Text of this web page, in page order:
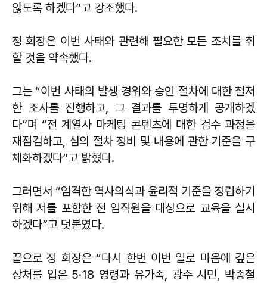
않도록 하겠다”고 강조했다.
정 회장은 이번 사태와 관련해 필요한 모든 조치를 취
할 것을 약속했다.
그는 “이번 사태의 발생 경위와 승인 절차에 대한 철저
한 조사를 진행하고, 그 결과를 투명하게 공개하겠
다”며 “전 계열사 마케팅 콘텐츠에 대한 검수 과정을
재점검하고, 심의 절차 정비 및 내용에 관한 기준을 구
체화하겠다”고 밝혔다.
그러면서 “엄격한 역사의식과 윤리적 기준을 정립하기
위해 저를 포함한 전 임직원을 대상으로 교육을 실시
하겠다”고 덧붙였다.
끝으로 정 회장은 “다시 한번 이번 일로 마음에 깊은
상처를 입은 5·18 영령과 유가족, 광주 시민, 박종철